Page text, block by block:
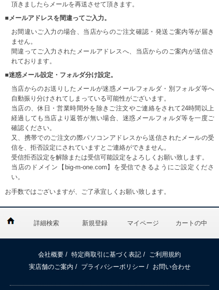
頂きましたらメールを再送させて頂きます。
■メールアドレスを間違ってご入力。
お間違いご入力の場合、当店からのご注文確認・発送ご案内等が届き
ません。
間違ってご入力されたメールアドレスへ、当店からのご案内が送信さ
れております。
■迷惑メール設定・フォルダ分け設定。
当店からのお送りしたメールが迷惑メールフォルダ・別フォルダ等へ
自動振り分けされてしまっている可能性がございます。
当店の、休日・営業時間外を除きご注文やご連絡をされて24時間以上
経過しても当店より返答が無い場合、迷惑メールフォルダ等を一度ご
確認ください。
又、携帯でのご注文の際パソコンアドレスから送信されたメールの受
信を、拒否設定にされていますとご連絡ができません。
受信拒否設定を解除または受信可能設定をよろしくお願い致します。
当店のドメイン【big-m-one.com】を受信できるようにご設定くださ
い。
お手数ではございますが、ご了承宜しくお願い致します。
詳細検索 新規登録 マイページ カートの中
会社概要 / 特定商取引に基づく表記 / ご利用規約
実店舗のご案内 / プライバシーポリシー / お問い合わせ